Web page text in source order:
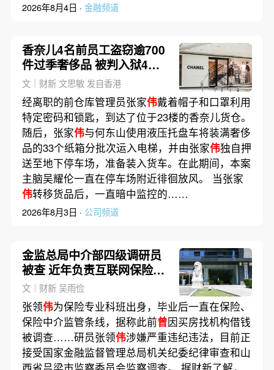
2026年8月4日 · 金融频道
香奈儿4名前员工盗窃逾700
件过季奢侈品 被判入狱4至7
年(含视频)
文｜财新 文思敏 发自香港
经离职的前仓库管理员张家伟戴着帽子和口罩利用
特定密码和锁匙，到达了位于23楼的香奈儿货仓。
随后，张家伟与何东山使用液压托盘车将装满奢侈
品的33个纸箱分批次运入电梯，并由张家伟独自押
送至地下停车场，准备装入货车。在此期间，本案
主脑吴耀伦一直在停车场附近徘徊放风。 当张家
伟转移货品后，一直暗中监控的……
2026年8月3日 · 公司频道
金监总局中介部四级调研员
被查 近年负责互联网保险监
管
文｜财新 吴雨俭
张领伟为保险专业科班出身，毕业后一直在保险、
保险中介监管条线，据称此前曾因买房找机构借钱
被调查……研员张领伟涉嫌严重违纪违法，目前正
接受国家金融监督管理总局机关纪委纪律审查和山